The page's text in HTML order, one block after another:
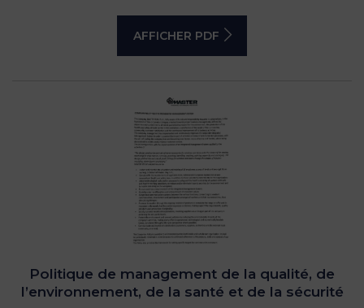
AFFICHER PDF
Politique de management de la qualité, de
l’environnement, de la santé et de la sécurité